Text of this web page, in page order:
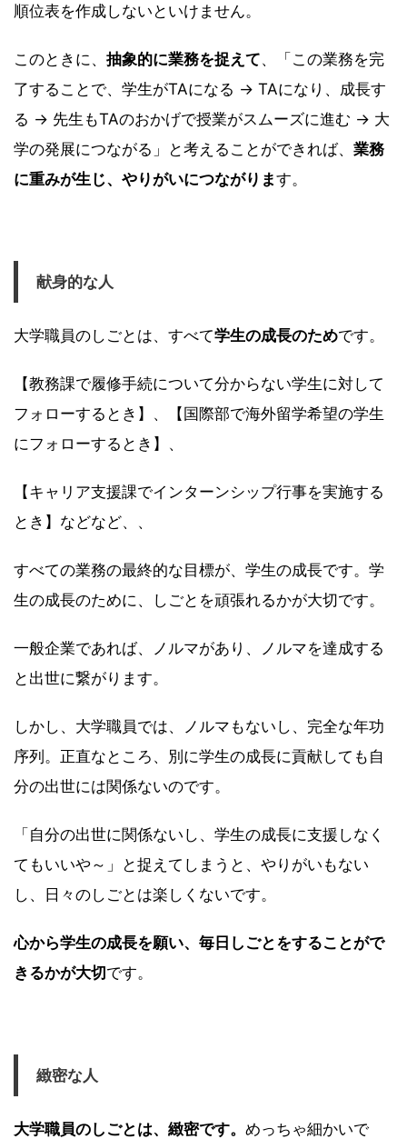
順位表を作成しないといけません。
このときに、 抽象的に業務を捉えて、「この業務を完
了することで、学生がTAになる → TAになり、成長す
る → 先生もTAのおかげで授業がスムーズに進む → 大
学の発展につながる」と考えることができれば、 業務
に重みが生じ、やりがいにつながります。
献身的な人
大学職員のしごとは、すべて学生の成長のためです。
【教務課で履修手続について分からない学生に対して
フォローするとき】、【国際部で海外留学希望の学生
にフォローするとき】、
【キャリア支援課でインターンシップ行事を実施する
とき】などなど、、
すべての業務の最終的な目標が、学生の成長です。学
生の成長のために、しごとを頑張れるかが大切です。
一般企業であれば、ノルマがあり、ノルマを達成する
と出世に繋がります。
しかし、大学職員では、ノルマもないし、完全な年功
序列。正直なところ、別に学生の成長に貢献しても自
分の出世には関係ないのです。
「自分の出世に関係ないし、学生の成長に支援しなく
てもいいや～」と捉えてしまうと、やりがいもない
し、日々のしごとは楽しくないです。
心から学生の成長を願い、毎日しごとをすることがで
きるかが大切です。
緻密な人
大学職員のしごとは、緻密です。 めっちゃ細かいで